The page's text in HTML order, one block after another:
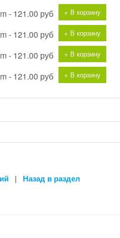
- 121.00 руб + В корзину
- 121.00 руб + В корзину
- 121.00 руб + В корзину
- 121.00 руб + В корзину
| Назад в раздел